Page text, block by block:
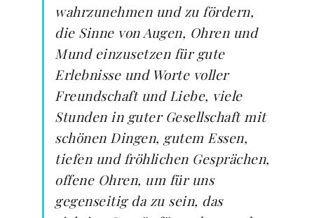
wahrzunehmen und zu fördern,
die Sinne von Augen, Ohren und
Mund einzusetzen für gute
Erlebnisse und Worte voller
Freundschaft und Liebe, viele
Stunden in guter Gesellschaft mit
schönen Dingen, gutem Essen,
tiefen und fröhlichen Gesprächen,
offene Ohren, um für uns
gegenseitig da zu sein, das